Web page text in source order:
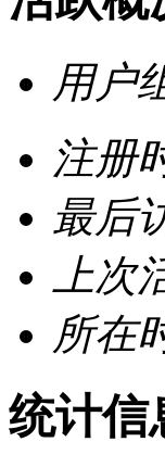
用户
注册
最后
上次
所在
统计信